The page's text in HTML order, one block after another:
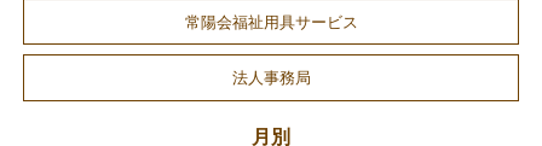
常陽会福祉用具サービス
法人事務局
月別